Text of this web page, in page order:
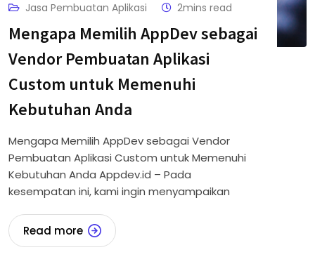
Jasa Pembuatan Aplikasi
2mins read
Mengapa Memilih AppDev sebagai
Vendor Pembuatan Aplikasi
Custom untuk Memenuhi
Kebutuhan Anda
Mengapa Memilih AppDev sebagai Vendor
Pembuatan Aplikasi Custom untuk Memenuhi
Kebutuhan Anda Appdev.id – Pada
kesempatan ini, kami ingin menyampaikan
Read more